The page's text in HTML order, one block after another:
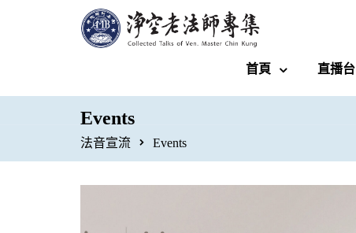
首頁 直播台
Events
法音宣流 Events